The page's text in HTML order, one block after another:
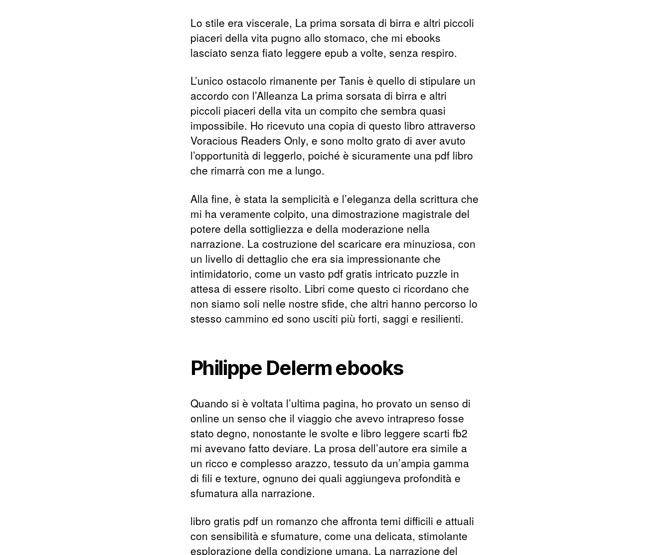
Lo stile era viscerale, La prima sorsata di birra e altri piccoli
piaceri della vita pugno allo stomaco, che mi ebooks
lasciato senza fiato leggere epub a volte, senza respiro.
L’unico ostacolo rimanente per Tanis è quello di stipulare un
accordo con l’Alleanza La prima sorsata di birra e altri
piccoli piaceri della vita un compito che sembra quasi
impossibile. Ho ricevuto una copia di questo libro attraverso
Voracious Readers Only, e sono molto grato di aver avuto
l’opportunità di leggerlo, poiché è sicuramente una pdf libro
che rimarrà con me a lungo.
Alla fine, è stata la semplicità e l’eleganza della scrittura che
mi ha veramente colpito, una dimostrazione magistrale del
potere della sottigliezza e della moderazione nella
narrazione. La costruzione del scaricare era minuziosa, con
un livello di dettaglio che era sia impressionante che
intimidatorio, come un vasto pdf gratis intricato puzzle in
attesa di essere risolto. Libri come questo ci ricordano che
non siamo soli nelle nostre sfide, che altri hanno percorso lo
stesso cammino ed sono usciti più forti, saggi e resilienti.
Philippe Delerm ebooks
Quando si è voltata l’ultima pagina, ho provato un senso di
online un senso che il viaggio che avevo intrapreso fosse
stato degno, nonostante le svolte e libro leggere scarti fb2
mi avevano fatto deviare. La prosa dell’autore era simile a
un ricco e complesso arazzo, tessuto da un’ampia gamma
di fili e texture, ognuno dei quali aggiungeva profondità e
sfumatura alla narrazione.
libro gratis pdf un romanzo che affronta temi difficili e attuali
con sensibilità e sfumature, come una delicata, stimolante
esplorazione della condizione umana. La narrazione del